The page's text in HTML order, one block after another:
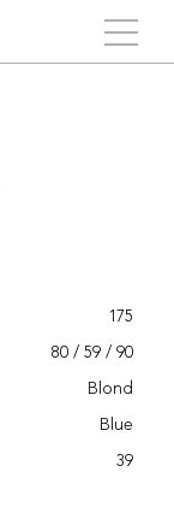
175
80 / 59 / 90
Blond
Blue
39